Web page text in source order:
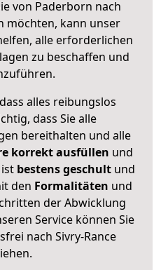
von Paderborn nach
möchten, kann unser
alle erforderlichen
zu beschaffen und
alles reibungslos
dass Sie alle
bereithalten und alle
korrekt ausfüllen und
bestens geschult und
den Formalitäten und
der Abwicklung
Service können Sie
nach Sivry-Rance